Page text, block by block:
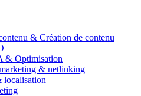
& Création de contenu
& Optimisation
& netlinking
localisation